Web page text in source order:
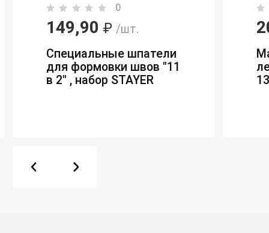
0
149,90 ₽ /шт.
Специальные шпатели
для формовки швов "11
в 2" , набор STAYER